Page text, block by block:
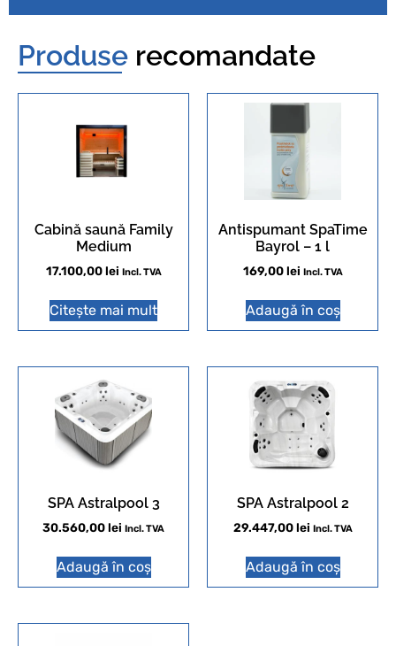
Produse recomandate
Cabină saună Family
Medium
17.100,00lei Incl. TVA
Citește mai mult
Antispumant SpaTime
Bayrol – 1 l
169,00lei Incl. TVA
Adaugă în coș
SPA Astralpool 3
30.560,00lei Incl. TVA
Adaugă în coș
SPA Astralpool 2
29.447,00lei Incl. TVA
Adaugă în coș